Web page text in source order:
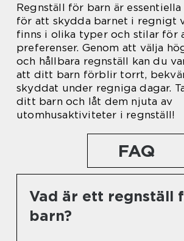
Regnställ för barn är
för att skydda barnet i regnigt
finns i olika typer och stilar för
preferenser. Genom att välja
och hållbara regnställ kan du
att ditt barn förblir torrt,
skyddat under regniga dagar.
ditt barn och låt dem njuta av
utomhusaktiviteter i regnställ!
FAQ
Vad är ett regnställ
barn?